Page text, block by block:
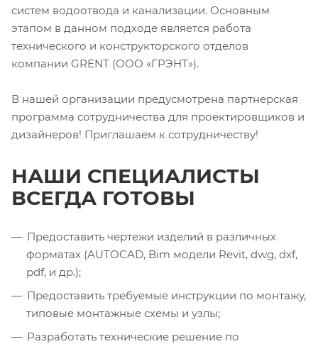
систем водоотвода и канализации. Основным
этапом в данном подходе является работа
технического и конструкторского отделов
компании GRENT (ООО «ГРЭНТ»).
В нашей организации предусмотрена партнерская
программа сотрудничества для проектировщиков и
дизайнеров! Приглашаем к сотрудничеству!
НАШИ СПЕЦИАЛИСТЫ
ВСЕГДА ГОТОВЫ
Предоставить чертежи изделий в различных
форматах (AUTOCAD, Bim модели Revit, dwg, dxf,
pdf, и др.);
Предоставить требуемые инструкции по монтажу,
типовые монтажные схемы и узлы;
Разработать технические решение по